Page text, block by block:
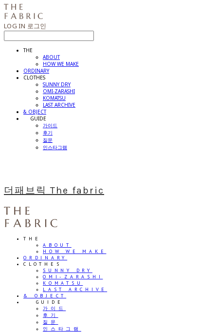
LOG IN 로그인
THE
ABOUT
HOW WE MAKE
ORDINARY
CLOTHES
SUNNY DRY
OMI-ZARASHI
KOMATSU
LAST ARCHIVE
& OBJECT
⠀⠀GUIDE
가이드
후기
질문
인스타그램
더패브릭 The fabric
THE
ABOUT
HOW WE MAKE
ORDINARY
CLOTHES
SUNNY DRY
OMI-ZARASHI
KOMATSU
LAST ARCHIVE
& OBJECT
⠀⠀GUIDE
가이드
후기
질문
인스타그램